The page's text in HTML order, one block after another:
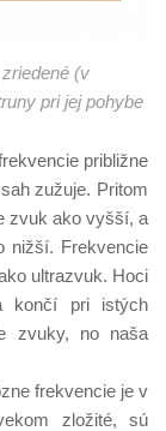
(v
pri jej pohybe
približne
zužuje. Pritom
zvuk ako vyšší, a
nižší. Frekvencie
ultrazvuk. Hoci
končí pri istých
zvuky, no naša
frekvencie je v
zložité, sú